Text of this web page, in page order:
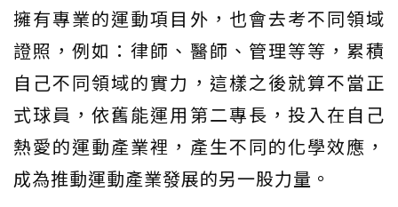
擁有專業的運動項目外，也會去考不同領域
證照，例如：律師、醫師、管理等等，累積
自己不同領域的實力，這樣之後就算不當正
式球員，依舊能運用第二專長，投入在自己
熱愛的運動產業裡，產生不同的化學效應，
成為推動運動產業發展的另一股力量。